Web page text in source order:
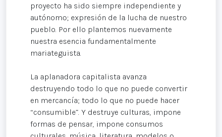
proyecto ha sido siempre independiente y
autónomo; expresión de la lucha de nuestro
pueblo. Por ello plantemos nuevamente
nuestra esencia fundamentalmente
mariateguista.
La aplanadora capitalista avanza
destruyendo todo lo que no puede convertir
en mercancía; todo lo que no puede hacer
“consumible”. Y destruye culturas, impone
formas de pensar, impone consumos